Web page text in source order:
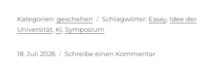
Kategorien
geschehen Schlagwörter
Essay, Idee der
Universität, KI,Symposium
Veröffentlicht
18. Juli 2026 Schreibe einen Kommentarzu